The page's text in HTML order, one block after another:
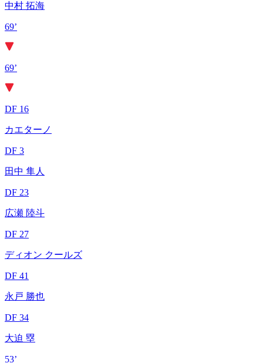
中村 拓海
69’
69’
DF 16
カエターノ
DF 3
田中 隼人
DF 23
広瀬 陸斗
DF 27
ディオン クールズ
DF 41
永戸 勝也
DF 34
大迫 塁
53’